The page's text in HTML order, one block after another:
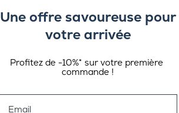
Une offre savoureuse pour
votre arrivée
Profitez de -10%* sur votre première
commande !